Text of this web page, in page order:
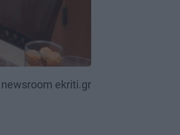
newsroom ekriti.gr